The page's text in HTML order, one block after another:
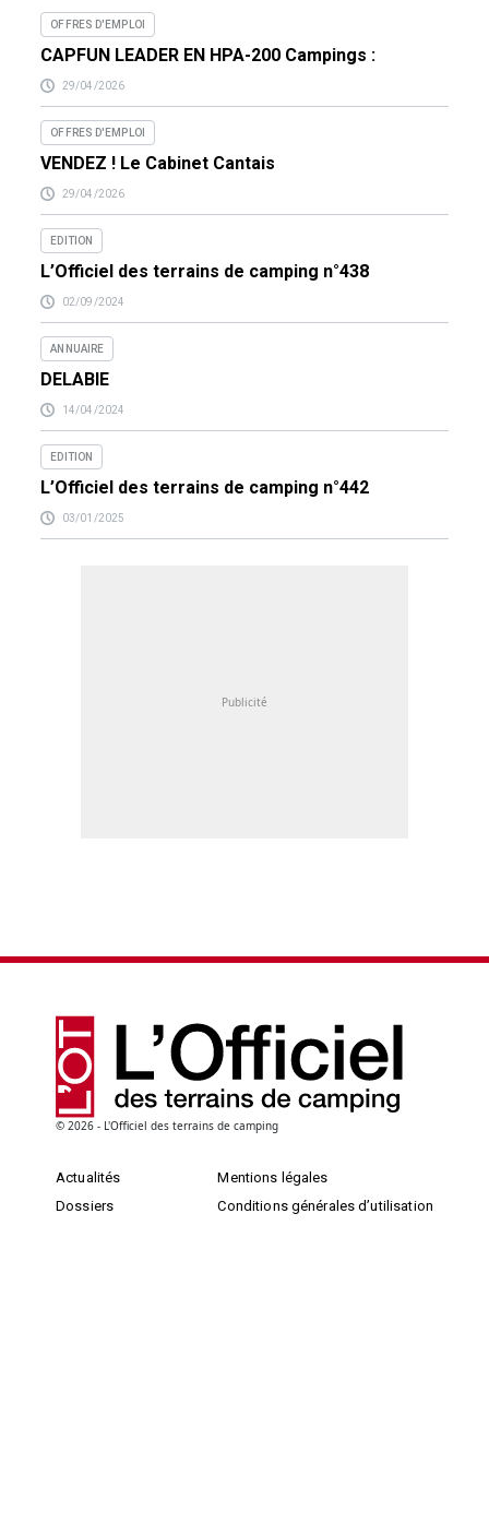
OFFRES D'EMPLOI
CAPFUN LEADER EN HPA-200 Campings :
29/04/2026
OFFRES D'EMPLOI
VENDEZ ! Le Cabinet Cantais
29/04/2026
EDITION
L’Officiel des terrains de camping n°438
02/09/2024
ANNUAIRE
DELABIE
14/04/2024
EDITION
L’Officiel des terrains de camping n°442
03/01/2025
© 2026 - L'Officiel des terrains de camping
Actualités
Dossiers
Mentions légales
Conditions générales d’utilisation